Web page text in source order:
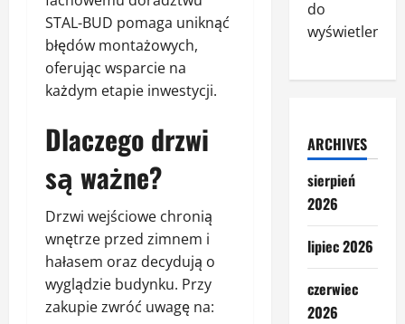
STAL-BUD pomaga uniknąć
błędów montażowych,
oferując wsparcie na
każdym etapie inwestycji.
Dlaczego drzwi
są ważne?
Drzwi wejściowe chronią
wnętrze przed zimnem i
hałasem oraz decydują o
wyglądzie budynku. Przy
zakupie zwróć uwagę na:
do
wyświetlenia.
ARCHIVES
sierpień
2026
lipiec 2026
czerwiec
2026